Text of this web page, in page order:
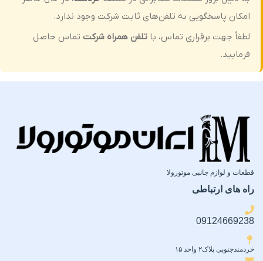
امکان پاسخگویی به تلفن‌های ثابت شرکت وجود ندارد.
لطفاً جهت برقراری تماس، با تلفن همراه شرکت تماس حاصل
فرمایید.
قطعات و لوازم جانبی موتورولا
راه های ارتباطی
09124669238
خردمندجنوبی پلاک۲ واحد ۱۵